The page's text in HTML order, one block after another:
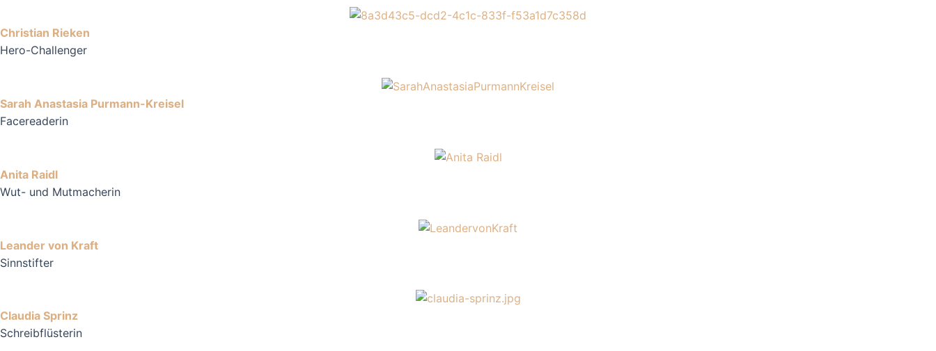
Christian Rieken
Hero-Challenger
Sarah Anastasia Purmann-Kreisel
Facereaderin
Anita Raidl
Wut- und Mutmacherin
Leander von Kraft
Sinnstifter
Claudia Sprinz
Schreibflüsterin